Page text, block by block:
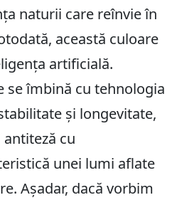
naturii care reînvie în
această culoare
artificială.
se îmbină cu tehnologia
și longevitate,
cu
unei lumi aflate
Așadar, dacă vorbim